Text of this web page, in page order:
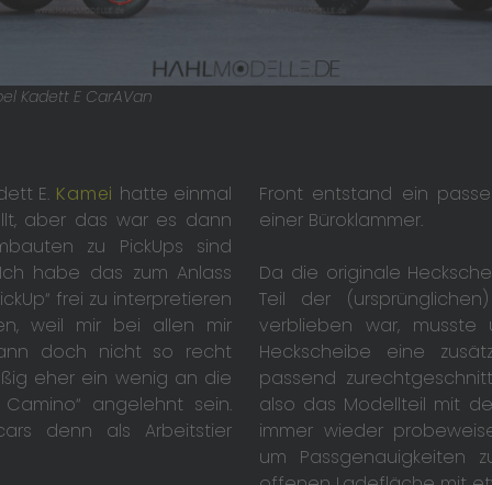
Kadett E CarAVan
E. Kamei hatte einmal
aber das war es dann
zu PickUps sind
habe das zum Anlass
frei zu interpretieren
weil mir bei allen mir
doch nicht so recht
eher ein wenig an die
angelehnt sein.
denn als Arbeitstier
Front entstand ein
einer Büroklammer.
Da die originale
Teil der
verblieben war, musste
Heckscheibe eine
passend
also das Modellteil mit
immer wieder
um Passgenauigkeiten